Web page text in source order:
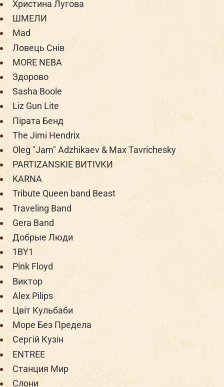
Христина Лугова
ШМЕЛИ
Mad
Ловець Снiв
MORE NEBA
Здорово
Sasha Boole
Liz Gun Lite
Пірата Бенд
The Jimi Hendrix
Oleg "Jam" Adzhikaev & Max Tavrichesky
PARTIZANSKIE ВИТIVКИ
KARNA
Tribute Queen band Beast
Traveling Band
Gera Band
Добрые Люди
1BY1
Pink Floyd
Виктор
Alex Pilips
Цвіт Кульбаби
Море Без Предела
Сергій Кузін
ENTREE
Станция Мир
Слони